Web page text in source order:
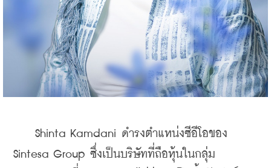
Shinta Kamdani ดำรงตำแหน่งซีอีโอของ
Sintesa Group ซึ่งเป็นบริษัทที่ถือหุ้นในกลุ่ม